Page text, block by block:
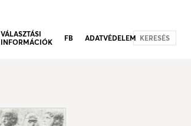
VÁLASZTÁSI
INFORMÁCIÓK
FB ADATVÉDELEM KERESÉS